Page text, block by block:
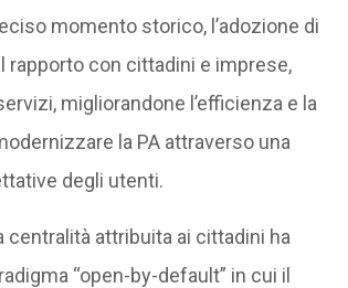
momento storico, l’adozione di
rapporto con cittadini e imprese,
migliorandone l’efficienza e la
la PA attraverso una
degli utenti.
attribuita ai cittadini ha
“open-by-default” in cui il